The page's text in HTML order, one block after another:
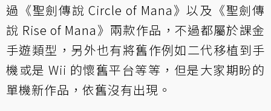
過《聖劍傳說 Circle of Mana》以及《聖劍傳
說 Rise of Mana》兩款作品，不過都屬於課金
手遊類型，另外也有將舊作例如二代移植到手
機或是 Wii 的懷舊平台等等，但是大家期盼的
單機新作品，依舊沒有出現。